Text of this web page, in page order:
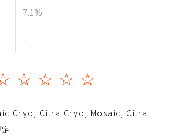
7.1%
-
Cryo, Citra Cryo, Mosaic, Citra